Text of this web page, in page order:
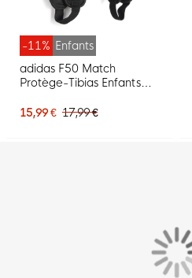
-11% Enfants
adidas F50 Match
Protège-Tibias Enfants
Noir
15,99 € 17,99 €